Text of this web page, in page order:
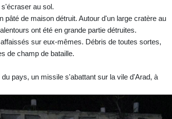
au sol.
de maison détruit. Autour d'un large cratère au
ont été en grande partie détruites.
sur eux-mêmes. Débris de toutes sortes,
de champ de bataille.
pays, un missile s'abattant sur la vile d'Arad, à